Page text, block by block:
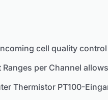
cell quality
Ranges per Channel
Thermistor PT100-